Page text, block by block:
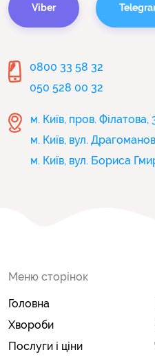
Viber
0800 33 58 32
050 528 00 32
м. Київ, пров. Філатова,
м. Київ, вул.
м. Київ, вул. Бориса
Меню сторінок
Головна
Хвороби
Послуги і ціни